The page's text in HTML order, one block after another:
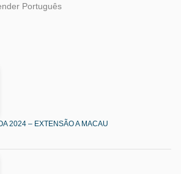
Português
2024 – EXTENSÃO A MACAU